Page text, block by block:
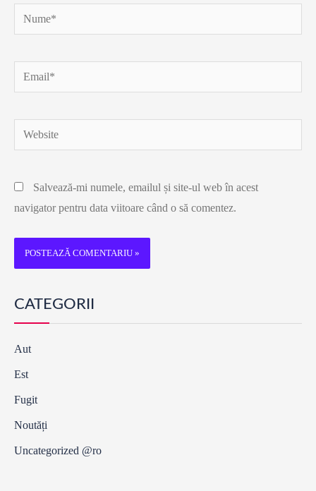
Nume*
Email*
Website
Salvează-mi numele, emailul și site-ul web în acest
navigator pentru data viitoare când o să comentez.
CATEGORII
Aut
Est
Fugit
Noutăți
Uncategorized @ro